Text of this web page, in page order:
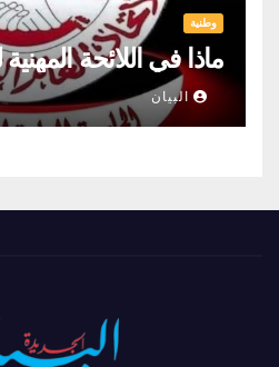
وطنية
ماذا في اللائحة المهنية
البيان